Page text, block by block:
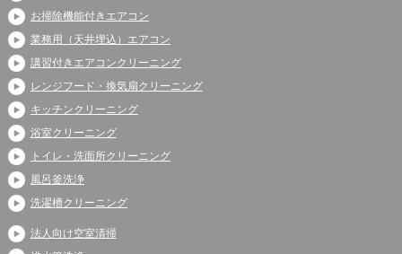
お掃除機能付きエアコン
業務用（天井埋込）エアコン
講習付きエアコンクリーニング
レンジフード・換気扇クリーニング
キッチンクリーニング
浴室クリーニング
トイレ・洗面所クリーニング
風呂釜洗浄
洗濯槽クリーニング
法人向け空室清掃